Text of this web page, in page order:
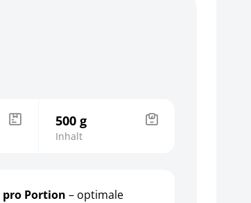
500 g
Inhalt
pro Portion– optimale